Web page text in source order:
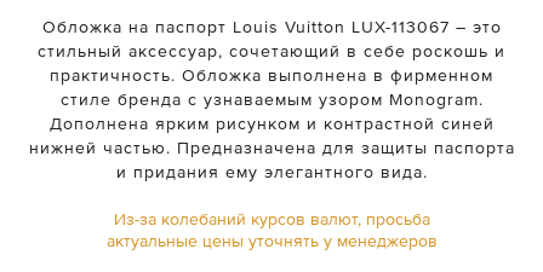
Обложка на паспорт Louis Vuitton LUX-113067 – это
стильный аксессуар, сочетающий в себе роскошь и
практичность. Обложка выполнена в фирменном
стиле бренда с узнаваемым узором Monogram.
Дополнена ярким рисунком и контрастной синей
нижней частью. Предназначена для защиты паспорта
и придания ему элегантного вида.
Из-за колебаний курсов валют, просьба
актуальные цены уточнять у менеджеров